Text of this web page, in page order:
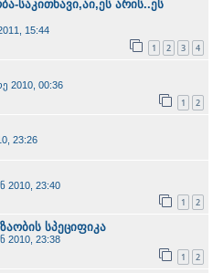
საკითხავი,აი,ეს არის..ეს
15:44
1 2 3 4
2010, 00:36
1 2
23:26
2010, 23:40
1 2
სპეციფიკა
2010, 23:38
1 2